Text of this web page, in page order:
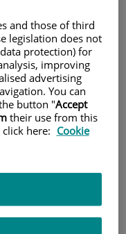
el 8 de
imprescindible
la Radiologia. La
and those of third
legislation does not
protection) for
improving
advertising
You can
button "Accept
their use from this
here: Cookie